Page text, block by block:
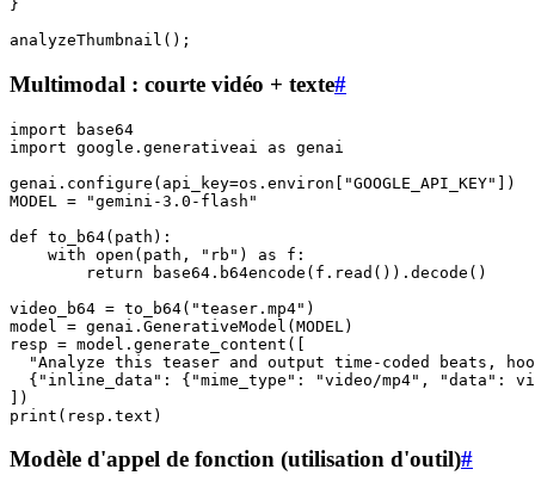
}
Multimodal : courte vidéo + texte#
import base64
import google.generativeai as genai
genai.configure(api_key=os.environ["GOOGLE_API_KEY"])
MODEL = "gemini-3.0-flash"
def to_b64(path):
    with open(path, "rb") as f:
        return base64.b64encode(f.read()).decode()
video_b64 = to_b64("teaser.mp4")
model = genai.GenerativeModel(MODEL)
resp = model.generate_content([
"Analyze this teaser and output time-coded beats,
{"inline_data": {"mime_type": "video/mp4", "data":
])
Modèle d'appel de fonction (utilisation d'outil)#